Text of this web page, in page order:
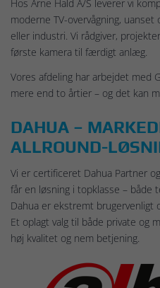
Hos Arne Hald A/S leverer vi
moderne TV-overvågning,
eller industri. Vi rådgiver,
første kamera til færdigt anlæg.
Vores afdeling har arbejdet med
mere end to årtier – og det kan
DAHUA –
ALLROUND-
Vi er certificeret Dahua Partner
får en løsning i topklasse – både
Dahua er ekstremt brugervenligt
Et oplagt valg til både private og
høj kvalitet og nem betjening.